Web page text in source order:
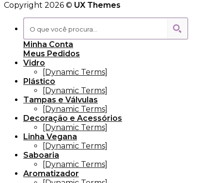
Copyright 2026 © UX Themes
Minha Conta
Meus Pedidos
Vidro
[Dynamic Terms]
Plástico
[Dynamic Terms]
Tampas e Válvulas
[Dynamic Terms]
Decoração e Acessórios
[Dynamic Terms]
Linha Vegana
[Dynamic Terms]
Saboaria
[Dynamic Terms]
Aromatizador